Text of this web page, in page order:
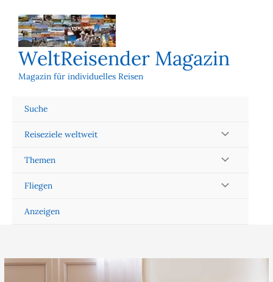
Inhalt
springen
WeltReisender Magazin
Magazin für individuelles Reisen
Suche
Reiseziele weltweit
Themen
Fliegen
Anzeigen